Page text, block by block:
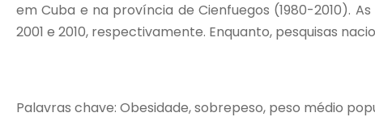
em Cuba e na província de Cienfuegos (1980-2010).
2001 e 2010, respectivamente. Enquanto, pesquisas
Palavras chave: Obesidade, sobrepeso, peso médio